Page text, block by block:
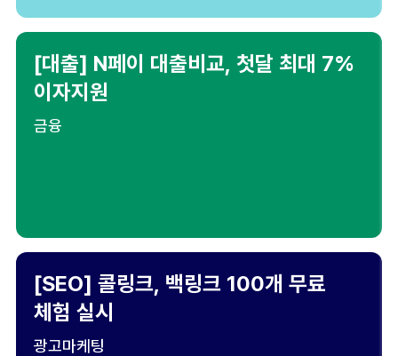
[대출] N페이 대출비교, 첫달 최대 7%
이자지원
금융
[SEO] 콜링크, 백링크 100개 무료
체험 실시
광고마케팅